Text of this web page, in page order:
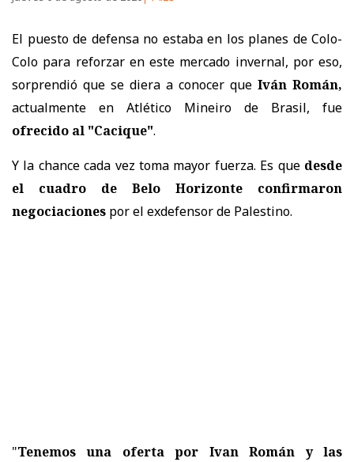
El puesto de defensa no estaba en los planes de Colo-
Colo para reforzar en este mercado invernal, por eso,
sorprendió que se diera a conocer que Iván Román,
actualmente en Atlético Mineiro de Brasil, fue
ofrecido al "Cacique".
Y la chance cada vez toma mayor fuerza. Es que desde
el cuadro de Belo Horizonte confirmaron
negociaciones por el exdefensor de Palestino.
"Tenemos una oferta por Ivan Román y las